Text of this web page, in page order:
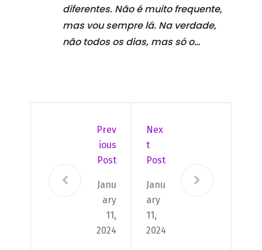
diferentes. Não é muito frequente,
mas vou sempre lá. Na verdade,
não todos os dias, mas só o…
Prev
Ious
Post
Janu
ary
11,
2024
Nex
T
Post
Janu
ary
11,
2024